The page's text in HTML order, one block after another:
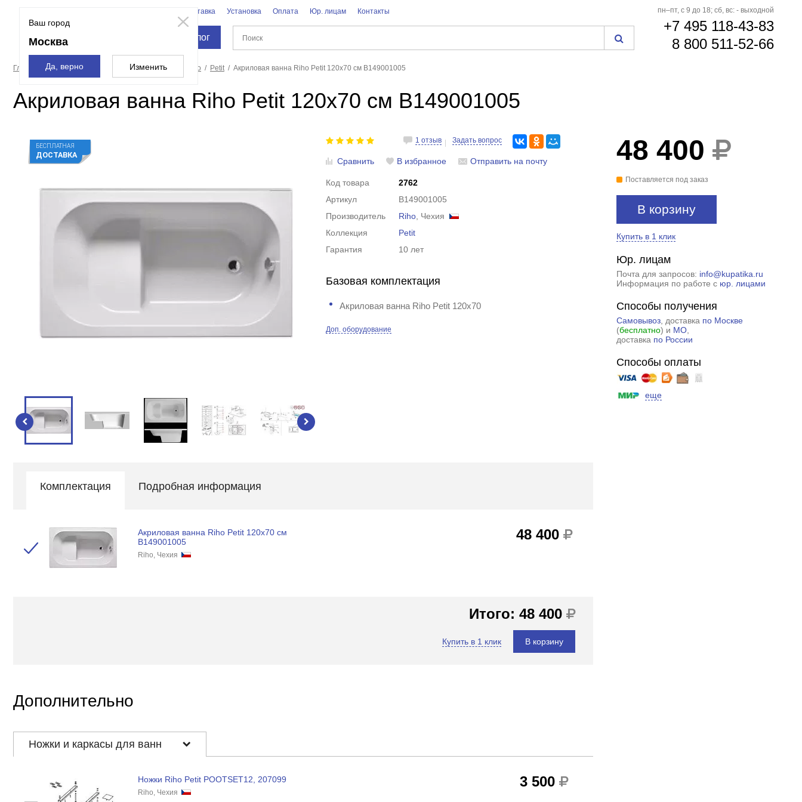
Ваш город
Москва
Да, верно Изменить
Доставка Установка Оплата Юр. лицам Контакты
Каталог
пн–пт, с 9 до 18; сб, вс: - выходной
+7 495 118-43-83
8 800 511-52-66
Главная страница Акриловые ванны Riho Petit Акриловая ванна Riho Petit 120x70 см B149001005
Акриловая ванна Riho Petit 120x70 см B149001005
БЕСПЛАТНАЯ
ДОСТАВКА
1 отзыв Задать вопрос
Сравнить В избранное Отправить на почту
Код товара
2762
Артикул
B149001005
Производитель
Riho , Чехия
Коллекция
Petit
Гарантия
10 лет
Базовая комплектация
Акриловая ванна Riho Petit 120x70
Доп. оборудование
48 400
Поставляется под заказ
В корзину
Купить в 1 клик
Юр. лицам
Почта для запросов: info@kupatika.ru
Информация по работе с юр. лицами
Способы получения
Самовывоз, доставка по Москве
(бесплатно) и МО,
доставка по России
Способы оплаты
еще
Комплектация Подробная информация
Акриловая ванна Riho Petit 120x70 см
B149001005
Riho, Чехия
48 400
Итого: 48 400
Купить в 1 клик В корзину
Дополнительно
Ножки и каркасы для ванн
Ножки Riho Petit POOTSET12, 207099
Riho, Чехия
3 500